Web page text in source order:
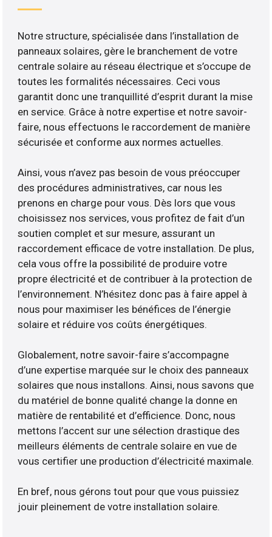
Notre structure, spécialisée dans l’installation de
panneaux solaires, gère le branchement de votre
centrale solaire au réseau électrique et s’occupe de
toutes les formalités nécessaires. Ceci vous
garantit donc une tranquillité d’esprit durant la mise
en service. Grâce à notre expertise et notre savoir-
faire, nous effectuons le raccordement de manière
sécurisée et conforme aux normes actuelles.
Ainsi, vous n’avez pas besoin de vous préoccuper
des procédures administratives, car nous les
prenons en charge pour vous. Dès lors que vous
choisissez nos services, vous profitez de fait d’un
soutien complet et sur mesure, assurant un
raccordement efficace de votre installation. De plus,
cela vous offre la possibilité de produire votre
propre électricité et de contribuer à la protection de
l’environnement. N’hésitez donc pas à faire appel à
nous pour maximiser les bénéfices de l’énergie
solaire et réduire vos coûts énergétiques.
Globalement, notre savoir-faire s’accompagne
d’une expertise marquée sur le choix des panneaux
solaires que nous installons. Ainsi, nous savons que
du matériel de bonne qualité change la donne en
matière de rentabilité et d’efficience. Donc, nous
mettons l’accent sur une sélection drastique des
meilleurs éléments de centrale solaire en vue de
vous certifier une production d’électricité maximale.
En bref, nous gérons tout pour que vous puissiez
jouir pleinement de votre installation solaire.